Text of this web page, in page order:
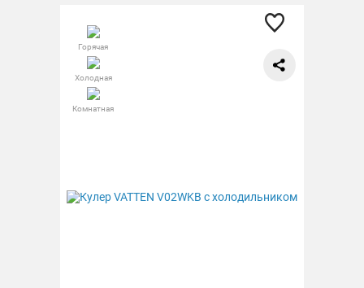
Горячая
Холодная
Комнатная